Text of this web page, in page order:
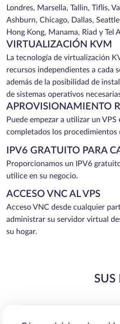
Londres, Marsella, Tallin, Tiflis,
Ashburn, Chicago, Dallas,
Hong Kong, Manama, Riad y Tel
VIRTUALIZACIÓN KVM
La tecnología de virtualización
recursos independientes a cada
además de la posibilidad de
de sistemas operativos
APROVISIONAMIENTO
Puede empezar a utilizar un
completados los procedimientos
IPV6 GRATUITO PARA
Proporcionamos un IPV6
utilice en su negocio.
ACCESO VNC AL VPS
Acceso VNC desde cualquier
administrar su servidor virtual
su hogar.
SUS